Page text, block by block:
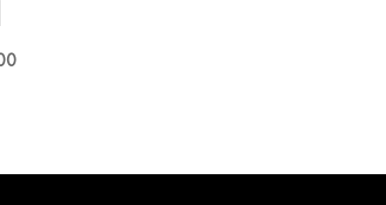
Current